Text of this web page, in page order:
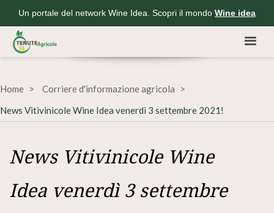
Un portale del network Wine Idea. Scopri il mondo Wine idea
Home
Corriere d'informazione agricola
News Vitivinicole Wine Idea venerdì 3 settembre 2021!
News Vitivinicole Wine
Idea venerdì 3 settembre